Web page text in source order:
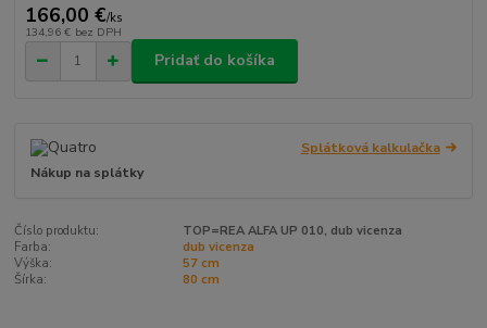
166,00 €/ks
134,96 € bez DPH
Pridať do košíka
Splátková kalkulačka
Nákup na splátky
Číslo produktu:
TOP=REA ALFA UP 010, dub vicenza
Farba:
dub vicenza
Výška:
57 cm
Šírka:
80 cm